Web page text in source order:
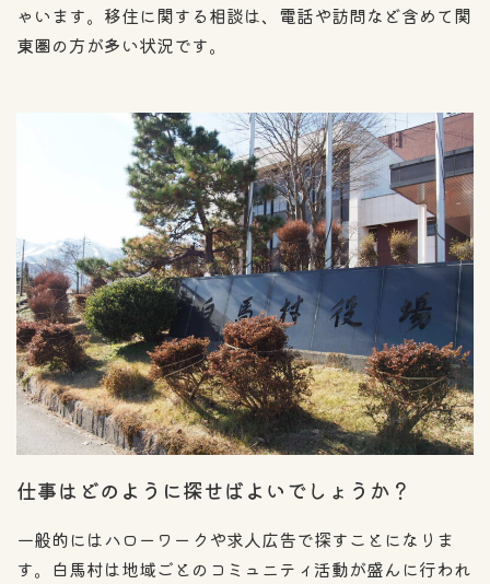
ゃいます。移住に関する相談は、電話や訪問など含めて関
東圏の方が多い状況です。
仕事はどのように探せばよいでしょうか？
一般的にはハローワークや求人広告で探すことになりま
す。白馬村は地域ごとのコミュニティ活動が盛んに行われ